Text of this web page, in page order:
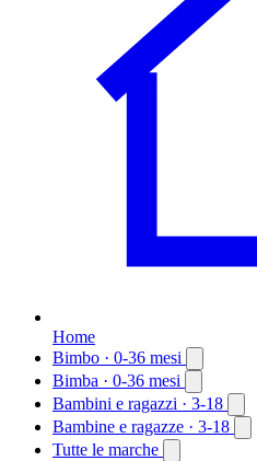
Home
Bimbo · 0-36 mesi
Bimba · 0-36 mesi
Bambini e ragazzi · 3-18
Bambine e ragazze · 3-18
Tutte le marche